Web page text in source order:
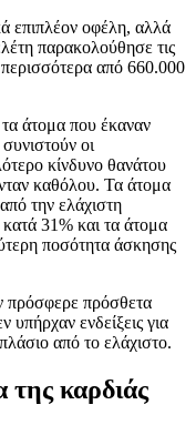
επιπλέον οφέλη, αλλά
παρακολούθησε τις
από 660.000
άτομα που έκαναν
οι
κίνδυνο θανάτου
καθόλου. Τα άτομα
την ελάχιστη
31% και τα άτομα
ποσότητα άσκησης
πρόσφερε πρόσθετα
ενδείξεις για
από το ελάχιστο.
της καρδιάς